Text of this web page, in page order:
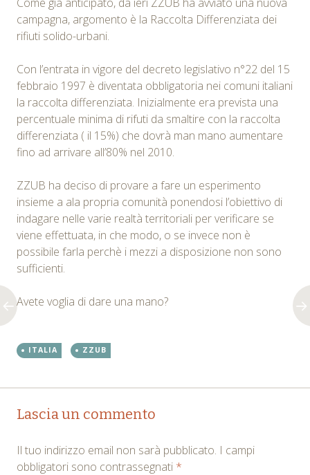
campagna, argomento è la Raccolta Differenziata dei
rifiuti solido-urbani.
Con l’entrata in vigore del decreto legislativo n°22 del 15
febbraio 1997 è diventata obbligatoria nei comuni italiani
la raccolta differenziata. Inizialmente era prevista una
percentuale minima di rifuti da smaltire con la raccolta
differenziata ( il 15%) che dovrà man mano aumentare
fino ad arrivare all’80% nel 2010.
ZZUB ha deciso di provare a fare un esperimento
insieme a ala propria comunità ponendosi l’obiettivo di
indagare nelle varie realtà territoriali per verificare se
viene effettuata, in che modo, o se invece non è
possibile farla perchè i mezzi a disposizione non sono
sufficienti.
Avete voglia di dare una mano?
ITALIA ZZUB
Post
Lascia un commento
Il tuo indirizzo email non sarà pubblicato. I campi
obbligatori sono contrassegnati *